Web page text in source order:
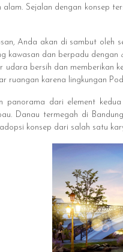
alam. Sejalan dengan konsep
Anda akan di sambut oleh
kawasan dan berpadu dengan
udara bersih dan memberikan
ruangan karena lingkungan
panorama dari element
Danau termegah di
konsep dari salah satu